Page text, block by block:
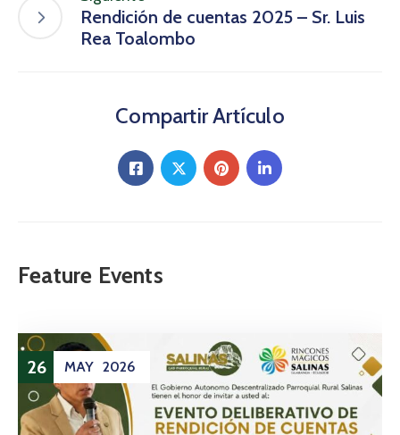
Rendición de cuentas 2025 – Sr. Luis
Rea Toalombo
Compartir Artículo
Feature Events
26 MAY 2026